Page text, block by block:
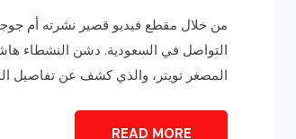
من خلال مقطع فيديو قصير نشرته أم
التواصل في السعودية. دشن النشطاء
المصغر تويتر، والذي كشف عن تفاصيل
READ MORE